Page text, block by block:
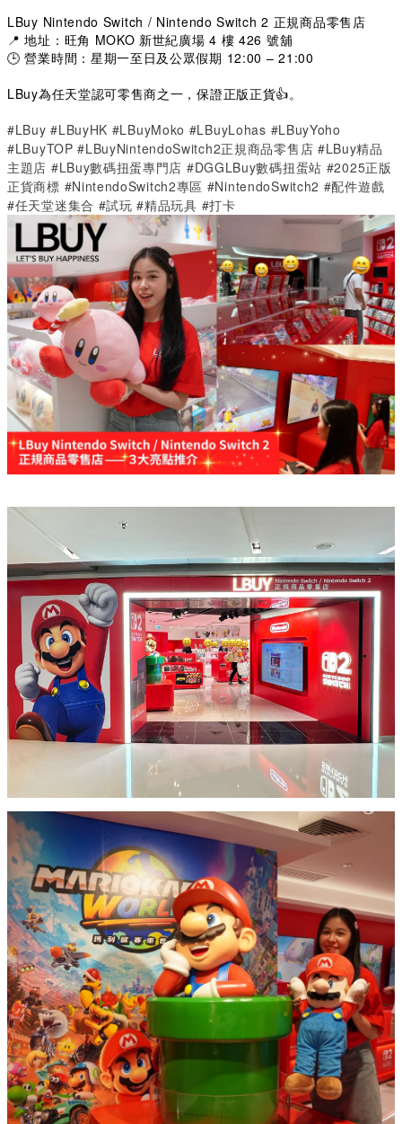
LBuy Nintendo Switch / Nintendo Switch 2 正規商品零售店
📍 地址：旺角 MOKO 新世紀廣場 4 樓 426 號舖
🕒 營業時間：星期一至日及公眾假期 12:00 – 21:00
LBuy為任天堂認可零售商之一，保證正版正貨👍。
#LBuy #LBuyHK #LBuyMoko #LBuyLohas #LBuyYoho
#LBuyTOP #LBuyNintendoSwitch2正規商品零售店 #LBuy精品
主題店 #LBuy數碼扭蛋專門店 #DGGLBuy數碼扭蛋站 #2025正版
正貨商標 #NintendoSwitch2專區 #NintendoSwitch2 #配件遊戲
#任天堂迷集合 #試玩 #精品玩具 #打卡